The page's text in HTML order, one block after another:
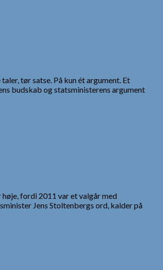
tør satse. På kun ét argument. Et
budskab og statsministerens argument
fordi 2011 var et valgår med
Jens Stoltenbergs ord, kalder på